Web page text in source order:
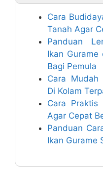
Cara
Tanah Agar
Panduan
Ikan Gurame
Bagi Pemula
Cara Mudah
Di Kolam
Cara Praktis
Agar Cepat
Panduan
Ikan Gurame